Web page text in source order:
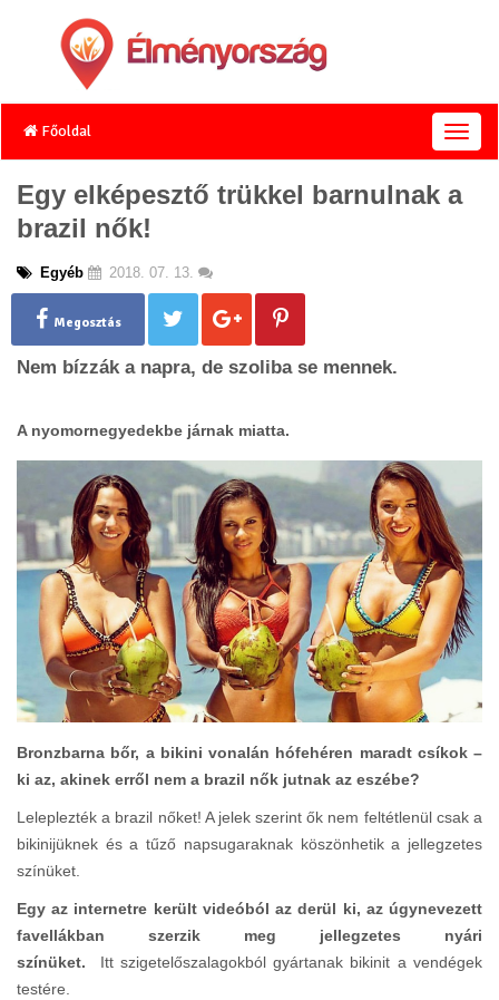
Főoldal
T
o
g
Egy elképesztő trükkel barnulnak a
brazil nők!
Egyéb 2018. 07. 13.
Megosztás
Nem bízzák a napra, de szoliba se mennek.
A nyomornegyedekbe járnak miatta.
Bronzbarna bőr, a bikini vonalán hófehéren maradt csíkok –
ki az, akinek erről nem a brazil nők jutnak az eszébe?
Leleplezték a brazil nőket! A jelek szerint ők nem feltétlenül csak a
bikinijüknek és a tűző napsugaraknak köszönhetik a jellegzetes
színüket.
Egy az internetre került videóból az derül ki, az úgynevezett
favellákban szerzik meg jellegzetes nyári
színüket. Itt szigetelőszalagokból gyártanak bikinit a vendégek
testére.